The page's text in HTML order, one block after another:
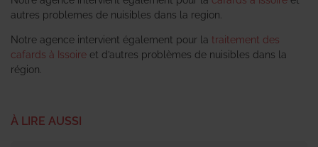
autres problemes de nuisibles dans la region.
Notre agence intervient également pour la traitement des
cafards à Issoire et d’autres problèmes de nuisibles dans la
région.
À LIRE AUSSI